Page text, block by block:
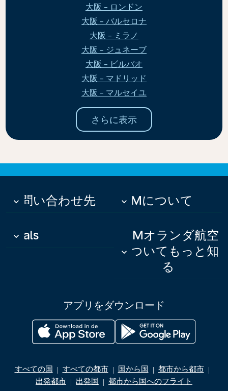
大阪 - ロンドン
大阪 - バルセロナ
大阪 - ミラノ
大阪 - ジュネーブ
大阪 - ビルバオ
大阪 - マドリッド
大阪 - マルセイユ
さらに表示
お問い合わせ先
keyboard_arrow_down KLMについて
keyboard_arrow_down
Deals
keyboard_arrow_down
KLMオランダ航空
についてもっと知
る
keyboard_arrow_down
アプリをダウンロード
すべての国 | すべての都市 | 国から国 | 都市から都市 |
出発都市 | 出発国 | 都市から国へのフライト